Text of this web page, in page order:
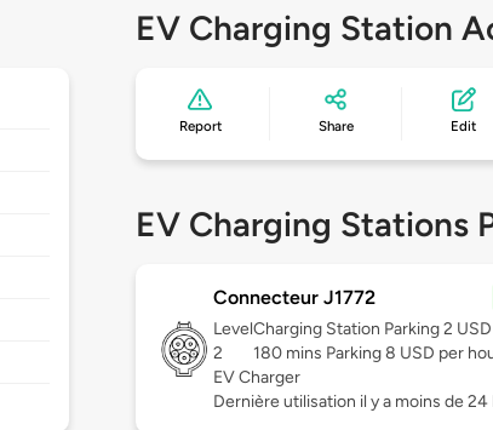
EV Charging Station
Report Share Edit
EV Charging Stations
Connecteur J1772
Level
2
Charging Station Parking 2
180 mins Parking 8 USD per
EV Charger
Dernière utilisation il y a moins de 24